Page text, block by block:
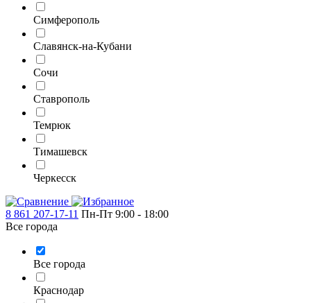
Симферополь
Славянск-на-Кубани
Сочи
Ставрополь
Темрюк
Тимашевск
Черкесск
8 861 207-17-11 Пн-Пт 9:00 - 18:00
Все города
Все города
Краснодар